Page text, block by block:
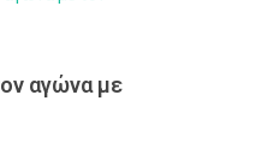
αγώνα με